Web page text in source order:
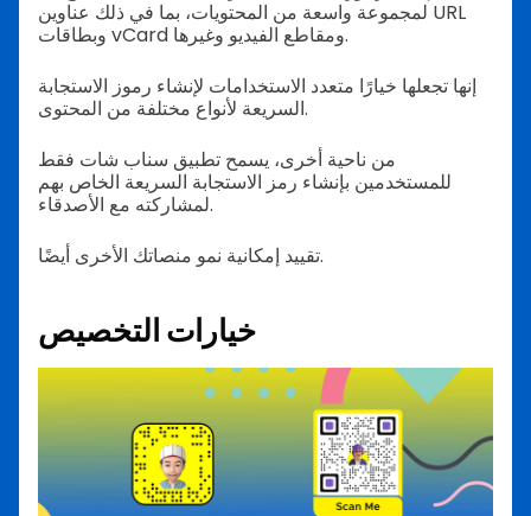
لمجموعة واسعة من المحتويات، بما في ذلك عناوين URL
وبطاقات vCard ومقاطع الفيديو وغيرها.
إنها تجعلها خيارًا متعدد الاستخدامات لإنشاء رموز الاستجابة
السريعة لأنواع مختلفة من المحتوى.
من ناحية أخرى، يسمح تطبيق سناب شات فقط
للمستخدمين بإنشاء رمز الاستجابة السريعة الخاص بهم
لمشاركته مع الأصدقاء.
تقييد إمكانية نمو منصاتك الأخرى أيضًا.
خيارات التخصيص